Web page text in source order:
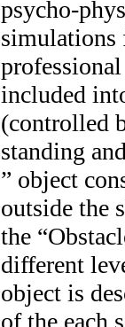
psycho-
included
(controlled
standing
” object
outside the
the
different
object is
of the each